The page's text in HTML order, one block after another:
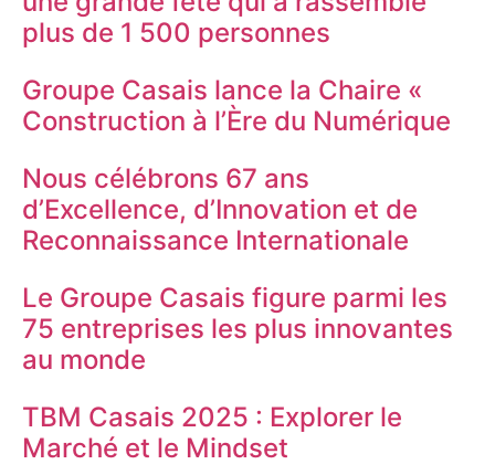
plus de 1 500 personnes
Groupe Casais lance la Chaire «
Construction à l’Ère du Numérique
Nous célébrons 67 ans
d’Excellence, d’Innovation et de
Reconnaissance Internationale
Le Groupe Casais figure parmi les
75 entreprises les plus innovantes
au monde
TBM Casais 2025 : Explorer le
Marché et le Mindset